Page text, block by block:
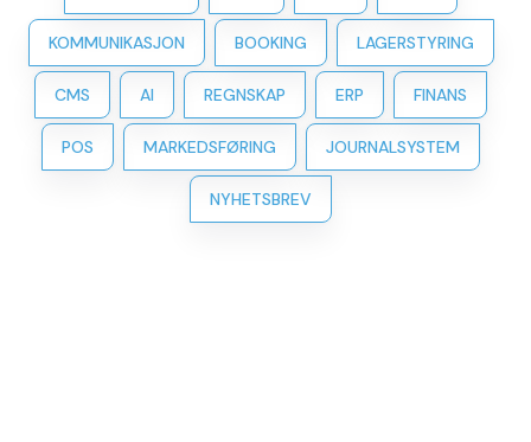
KOMMUNIKASJON BOOKING LAGERSTYRING
CMS AI REGNSKAP ERP FINANS
POS MARKEDSFØRING JOURNALSYSTEM
NYHETSBREV